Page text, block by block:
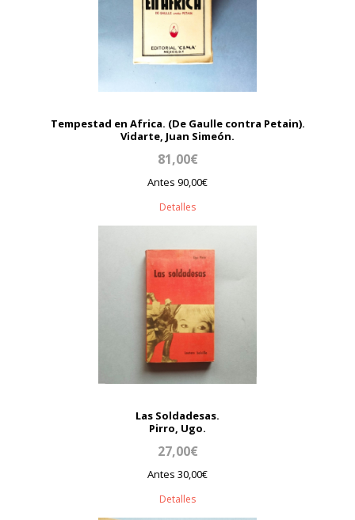
Tempestad en Africa. (De Gaulle contra Petain).
Vidarte, Juan Simeón.
81,00€
Antes 90,00€
Detalles
Las Soldadesas.
Pirro, Ugo.
27,00€
Antes 30,00€
Detalles